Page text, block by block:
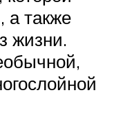
а также
жизни.